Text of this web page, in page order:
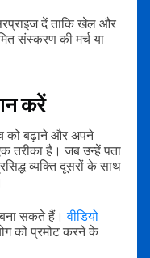
दें ताकि खेल और
संस्करण की मर्च या
करें
को बढ़ाने और अपने
तरीका है। जब उन्हें पता
व्यक्ति दूसरों के साथ
बना सकते हैं।वीडियो
को प्रमोट करने के